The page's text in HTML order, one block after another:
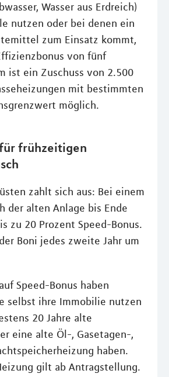
Wasser aus Erdreich)
nutzen oder bei denen ein
zum Einsatz kommt,
von fünf
ist ein Zuschuss von 2.500
mit bestimmten
möglich.
frühzeitigen
zahlt sich aus: Bei einem
der alten Anlage bis Ende
zu 20 Prozent Speed-Bonus.
Boni jedes zweite Jahr um
Speed-Bonus haben
selbst ihre Immobilie nutzen
20 Jahre alte
eine alte Öl-, Gasetagen-,
haben.
gilt ab Antragstellung.